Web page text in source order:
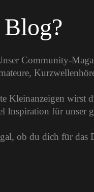
Community-
Kleinanzeigen wirst
Inspiration für unser
ob du dich für